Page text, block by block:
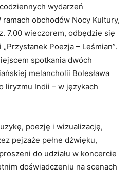
wydarzeń
obchodów Nocy Kultury,
7.00 wieczorem, odbędzie się
Poezja – Leśmian”.
spotkania dwóch
melancholii Bolesława
liryzmu Indii – w językach
poezję i wizualizację,
pejzaże pełne dźwięku,
do udziału w koncercie
doświadczeniu na scenach